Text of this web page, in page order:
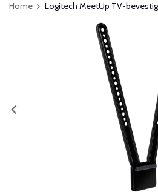
Home Logitech MeetUp TV-